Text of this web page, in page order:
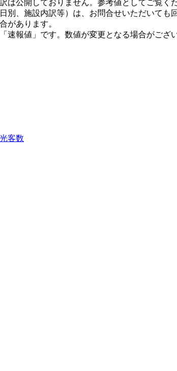
公開しておりません。参考値としてご覧くだ
、施設内訳等）は、お問合せいただいても
があります。
報値」です。数値が変更となる場合がござい
客数